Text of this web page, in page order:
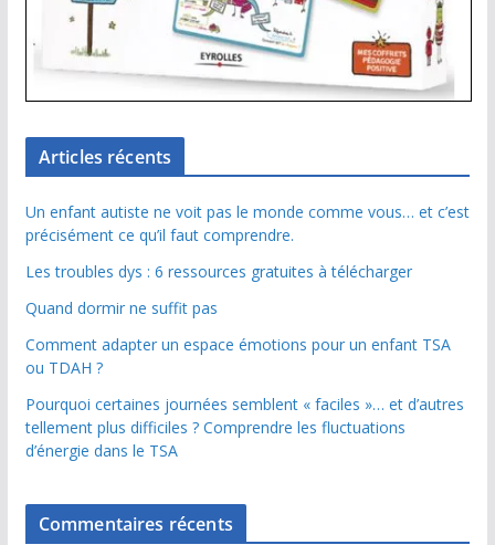
Articles récents
Un enfant autiste ne voit pas le monde comme vous… et c’est
précisément ce qu’il faut comprendre.
Les troubles dys : 6 ressources gratuites à télécharger
Quand dormir ne suffit pas
Comment adapter un espace émotions pour un enfant TSA
ou TDAH ?
Pourquoi certaines journées semblent « faciles »… et d’autres
tellement plus difficiles ? Comprendre les fluctuations
d’énergie dans le TSA
Commentaires récents